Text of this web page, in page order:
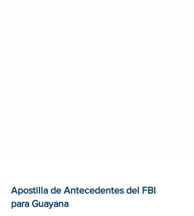
Apostilla de Antecedentes del FBI